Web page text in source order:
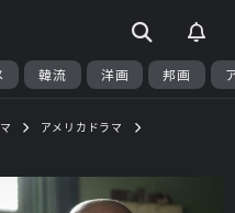
韓流 洋画 邦画
アメリカドラマ